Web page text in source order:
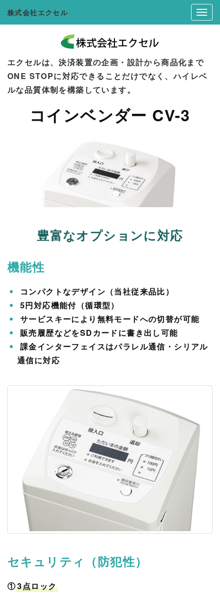
株式会社エクセル
エクセルは、決済装置の企画・設計から商品化まで
ONE STOPに対応できることだけでなく、ハイレベ
ルな品質体制を構築しています。
コインベンダー CV-3
豊富なオプションに対応
機能性
コンパクトなデザイン（当社従来品比）
5円対応機能付（循環型）
サービスキーにより無料モードへの切替が可能
販売履歴などをSDカードに書き出し可能
課金インターフェイスはパラレル通信・シリアル
通信に対応
セキュリティ（防犯性）
①3点ロック